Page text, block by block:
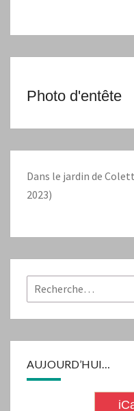
Photo d'entête
Dans le jardin de
2023)
Rechercher :
AUJOURD’HUI…